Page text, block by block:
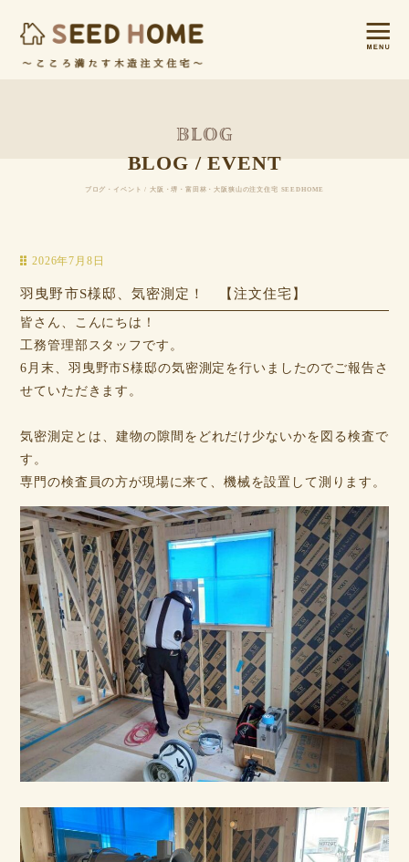
BLOG / EVENT
ブログ・イベント / 大阪・堺・富田林・大阪狭山の注文住宅 SEEDHOME
2026年7月8日
羽曳野市S様邸、気密測定！ 【注文住宅】
皆さん、こんにちは！
工務管理部スタッフです。
6月末、羽曳野市S様邸の気密測定を行いましたのでご報告さ
せていただきます。
気密測定とは、建物の隙間をどれだけ少ないかを図る検査で
す。
専門の検査員の方が現場に来て、機械を設置して測ります。